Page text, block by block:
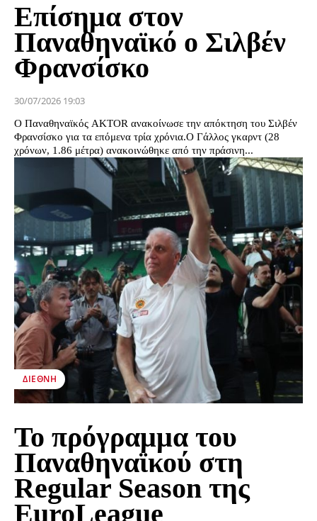
Επίσημα στον
Παναθηναϊκό ο Σιλβέν
Φρανσίσκο
30/07/2026 19:03
Ο Παναθηναϊκός AKTOR ανακοίνωσε την απόκτηση του Σιλβέν
Φρανσίσκο για τα επόμενα τρία χρόνια.Ο Γάλλος γκαρντ (28
χρόνων, 1.86 μέτρα) ανακοινώθηκε από την πράσινη...
ΔΙΕΘΝΉ
Το πρόγραμμα του
Παναθηναϊκού στη
Regular Season της
EuroLeague